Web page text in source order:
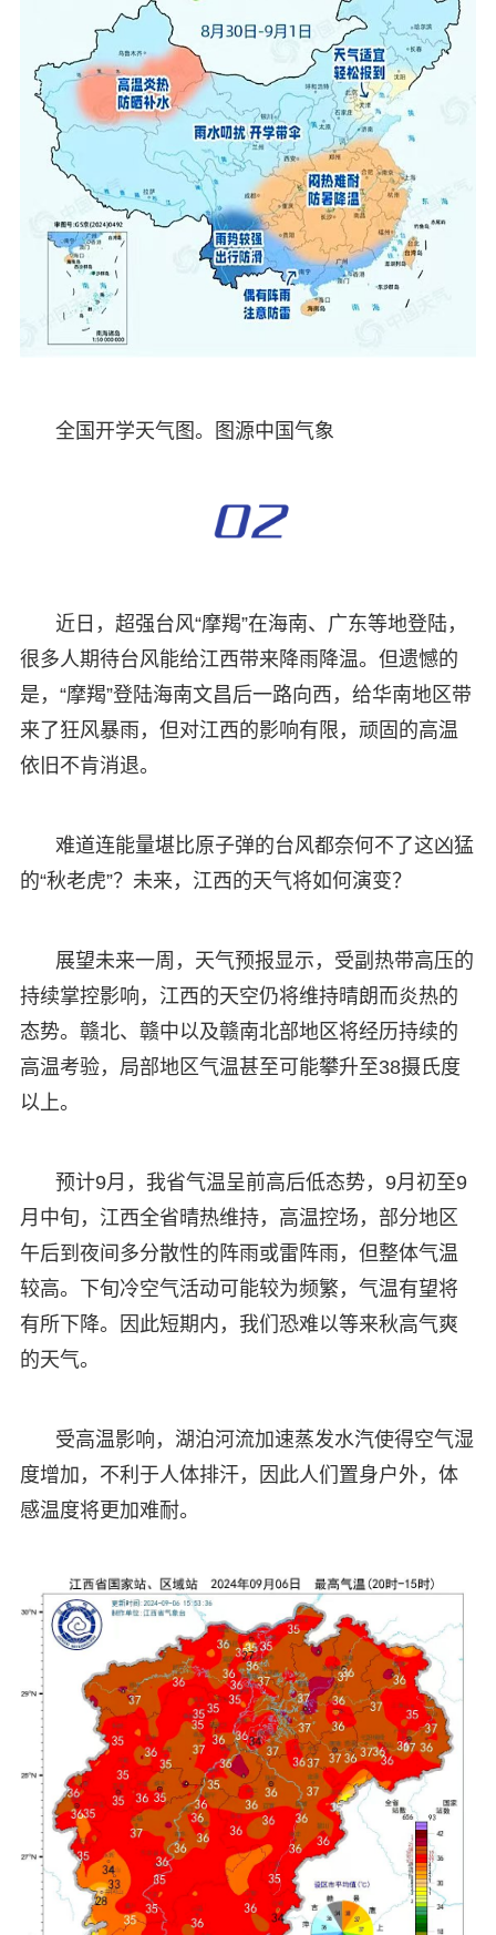
全国开学天气图。图源中国气象
近日，超强台风“摩羯”在海南、广东等地登陆，
很多人期待台风能给江西带来降雨降温。但遗憾的
是，“摩羯”登陆海南文昌后一路向西，给华南地区带
来了狂风暴雨，但对江西的影响有限，顽固的高温
依旧不肯消退。
难道连能量堪比原子弹的台风都奈何不了这凶猛
的“秋老虎”？未来，江西的天气将如何演变？
展望未来一周，天气预报显示，受副热带高压的
持续掌控影响，江西的天空仍将维持晴朗而炎热的
态势。赣北、赣中以及赣南北部地区将经历持续的
高温考验，局部地区气温甚至可能攀升至38摄氏度
以上。
预计9月，我省气温呈前高后低态势，9月初至9
月中旬，江西全省晴热维持，高温控场，部分地区
午后到夜间多分散性的阵雨或雷阵雨，但整体气温
较高。下旬冷空气活动可能较为频繁，气温有望将
有所下降。因此短期内，我们恐难以等来秋高气爽
的天气。
受高温影响，湖泊河流加速蒸发水汽使得空气湿
度增加，不利于人体排汗，因此人们置身户外，体
感温度将更加难耐。